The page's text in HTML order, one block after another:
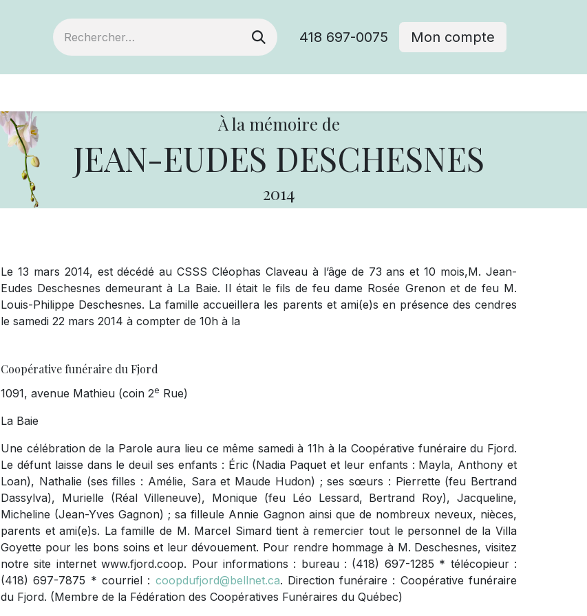
418 697-0075 Mon compte
À la mémoire de
JEAN-EUDES DESCHESNES
2014
Le 13 mars 2014, est décédé au CSSS Cléophas Claveau à l’âge de 73 ans et 10 mois,M. Jean-
Eudes Deschesnes demeurant à La Baie. Il était le fils de feu dame Rosée Grenon et de feu M.
Louis-Philippe Deschesnes. La famille accueillera les parents et ami(e)s en présence des cendres
le samedi 22 mars 2014 à compter de 10h à la
Coopérative funéraire du Fjord
1091, avenue Mathieu (coin 2e Rue)
La Baie
Une célébration de la Parole aura lieu ce même samedi à 11h à la Coopérative funéraire du Fjord.
Le défunt laisse dans le deuil ses enfants : Éric (Nadia Paquet et leur enfants : Mayla, Anthony et
Loan), Nathalie (ses filles : Amélie, Sara et Maude Hudon) ; ses sœurs : Pierrette (feu Bertrand
Dassylva), Murielle (Réal Villeneuve), Monique (feu Léo Lessard, Bertrand Roy), Jacqueline,
Micheline (Jean-Yves Gagnon) ; sa filleule Annie Gagnon ainsi que de nombreux neveux, nièces,
parents et ami(e)s. La famille de M. Marcel Simard tient à remercier tout le personnel de la Villa
Goyette pour les bons soins et leur dévouement. Pour rendre hommage à M. Deschesnes, visitez
notre site internet www.fjord.coop. Pour informations : bureau : (418) 697-1285 * télécopieur :
(418) 697-7875 * courriel : coopdufjord@bellnet.ca. Direction funéraire : Coopérative funéraire
du Fjord. (Membre de la Fédération des Coopératives Funéraires du Québec)